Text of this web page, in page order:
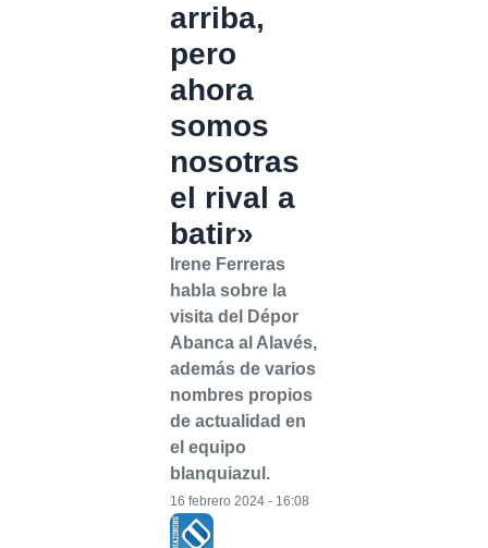
arriba,
pero
ahora
somos
nosotras
el rival a
batir»
Irene Ferreras
habla sobre la
visita del Dépor
Abanca al Alavés,
además de varios
nombres propios
de actualidad en
el equipo
blanquiazul.
16 febrero 2024 - 16:08